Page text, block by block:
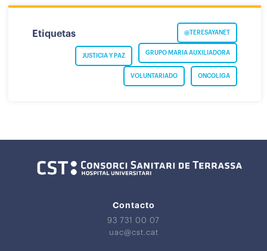
Etiquetas @TERESAYANET
GRUPO MARIA AUXILIADORA
JUSTICIA Y PAZ
ONCOLIGA
VOLUNTARIADO
Contacto
93 731 00 07
uac@cst.cat